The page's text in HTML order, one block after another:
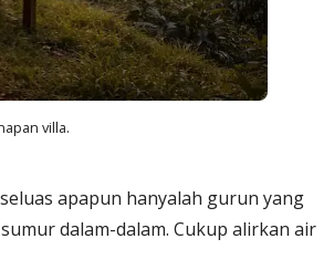
villa.
apapun hanyalah gurun yang
dalam-dalam. Cukup alirkan air